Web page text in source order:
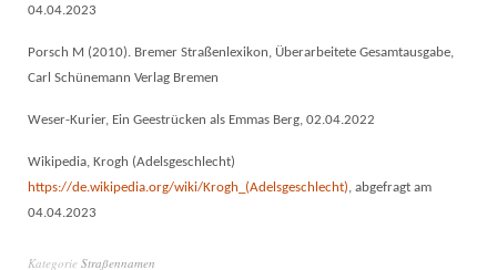
04.04.2023
Porsch M (2010). Bremer Straßenlexikon, Überarbeitete Gesamtausgabe,
Carl Schünemann Verlag Bremen
Weser-Kurier, Ein Geestrücken als Emmas Berg, 02.04.2022
Wikipedia, Krogh (Adelsgeschlecht)
https://de.wikipedia.org/wiki/Krogh_(Adelsgeschlecht), abgefragt am
04.04.2023
Kategorie Straßennamen